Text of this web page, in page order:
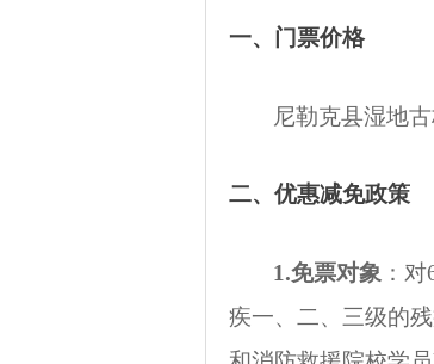
一、门票价格
尼勒克县湿地
二、优惠减免政策
1.免票对象 ：对
疾一、二、三级的